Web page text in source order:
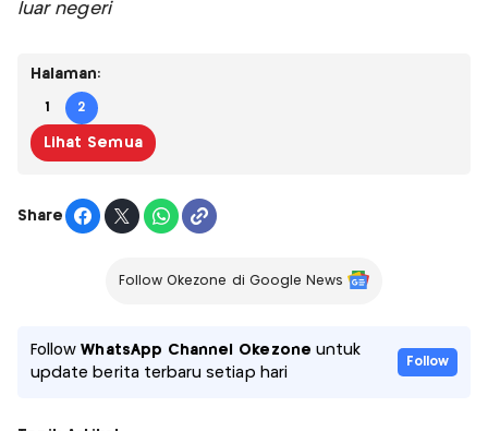
luar negeri
Halaman:
1 2
Lihat Semua
Share
Follow Okezone di Google News
FollowWhatsApp Channel Okezone untuk
update berita terbaru setiap hari
Follow